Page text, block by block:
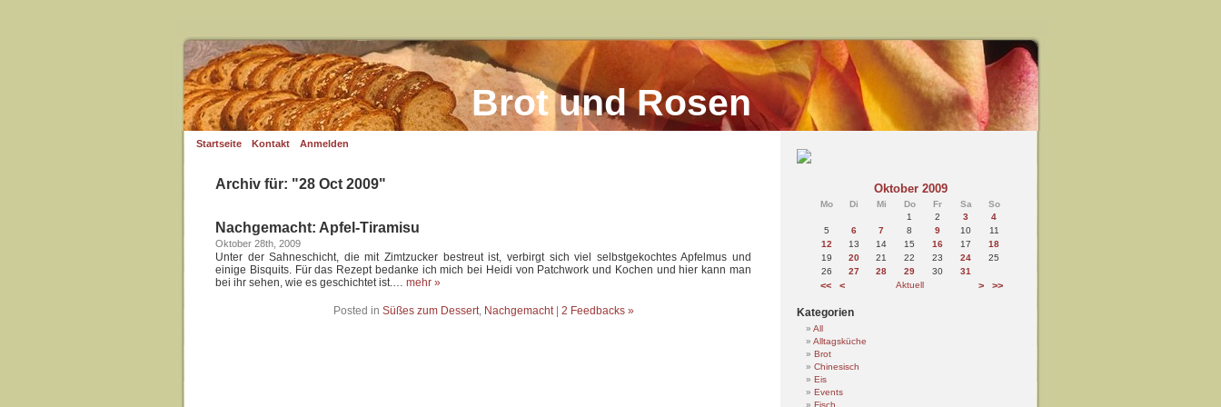
Brot und Rosen
Startseite Kontakt Anmelden
Archiv für: "28 Oct 2009"
Nachgemacht: Apfel-Tiramisu
Oktober 28th, 2009
Unter der Sahneschicht, die mit Zimtzucker bestreut ist, verbirgt sich viel selbstgekochtes Apfelmus und
einige Bisquits. Für das Rezept bedanke ich mich bei Heidi von Patchwork und Kochen und hier kann man
bei ihr sehen, wie es geschichtet ist.… mehr »
Posted in Süßes zum Dessert, Nachgemacht| 2 Feedbacks »
Oktober 2009
Mo Di Mi Do Fr Sa
So
1
2 3
4
5
6 7 8 9 10
11
12
13 14 15 16 17
18
19
20 21 22 23 24
25
26
27 28 29 30 31
<< < Aktuell > >>
Kategorien
All
Alltagsküche
Brot
Chinesisch
Eis
Events
Fisch